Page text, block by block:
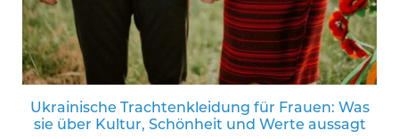
Ukrainische Trachtenkleidung für Frauen: Was
sie über Kultur, Schönheit und Werte aussagt